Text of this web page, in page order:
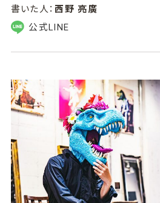
書いた人： 西野 亮廣
公式LINE